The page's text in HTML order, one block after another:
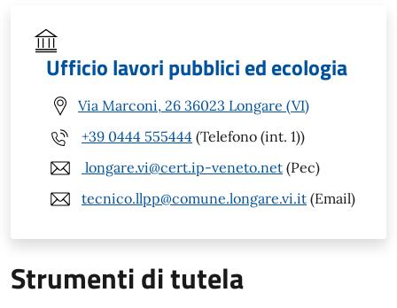
Ufficio lavori pubblici ed ecologia
Via Marconi, 26 36023 Longare (VI)
+39 0444 555444 (Telefono (int. 1))
longare.vi@cert.ip-veneto.net (Pec)
tecnico.llpp@comune.longare.vi.it (Email)
Strumenti di tutela